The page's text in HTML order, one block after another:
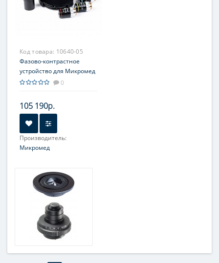
Код товара: 10640-05
Фазово-контрастное
устройство для Микромед
3, Микромед 3 ЛЮМ,
0
105 190р.
Производитель:
Микромед